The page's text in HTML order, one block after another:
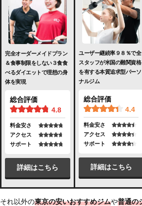
完全オーダーメイドプラン
＆食事制限をしない３食食
べるダイエットで理想の身
体を実現
総合評価
4.8
料金安さ
アクセス
サポート
詳細はこちら
ユーザー継続率９８％で全
スタッフが米国の難関資格
を有する本質追求型パーソ
ナルジム
総合評価
4.4
料金安さ
アクセス
サポート
詳細はこちら
それ以外の東京の安いおすすめジムや普通の